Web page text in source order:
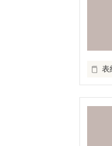
表